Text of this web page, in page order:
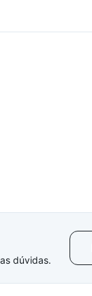
dúvidas.